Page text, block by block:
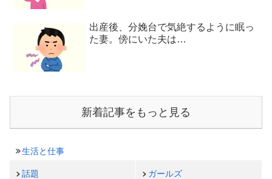
出産後、分娩台で気絶するように眠っ
た妻。傍にいた夫は…
新着記事をもっと見る
生活と仕事
話題 ガールズ